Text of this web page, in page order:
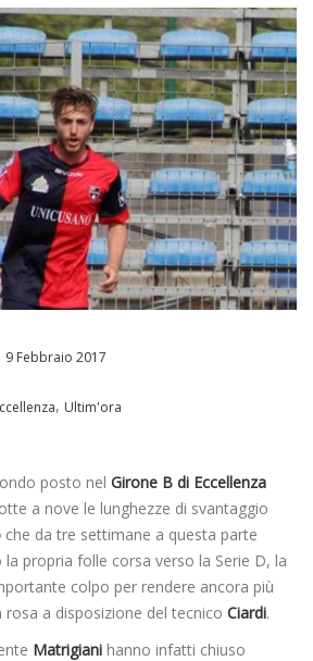
9 Febbraio 2017
, Ultim'ora
posto nel Girone B di Eccellenza
a nove le lunghezze di svantaggio
che da tre settimane a questa parte
propria folle corsa verso la Serie D, la
colpo per rendere ancora più
a disposizione del tecnico Ciardi.
Matrigiani hanno infatti chiuso